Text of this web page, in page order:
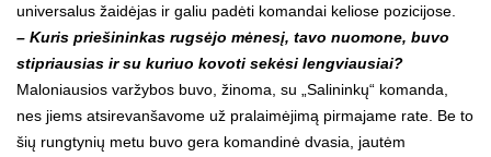
universalus žaidėjas ir galiu padėti komandai keliose pozicijose.
– Kuris priešininkas rugsėjo mėnesį, tavo nuomone, buvo
stipriausias ir su kuriuo kovoti sekėsi lengviausiai?
Maloniausios varžybos buvo, žinoma, su „Salininkų“ komanda,
nes jiems atsirevanšavome už pralaimėjimą pirmajame rate. Be to
šių rungtynių metu buvo gera komandinė dvasia, jautėm